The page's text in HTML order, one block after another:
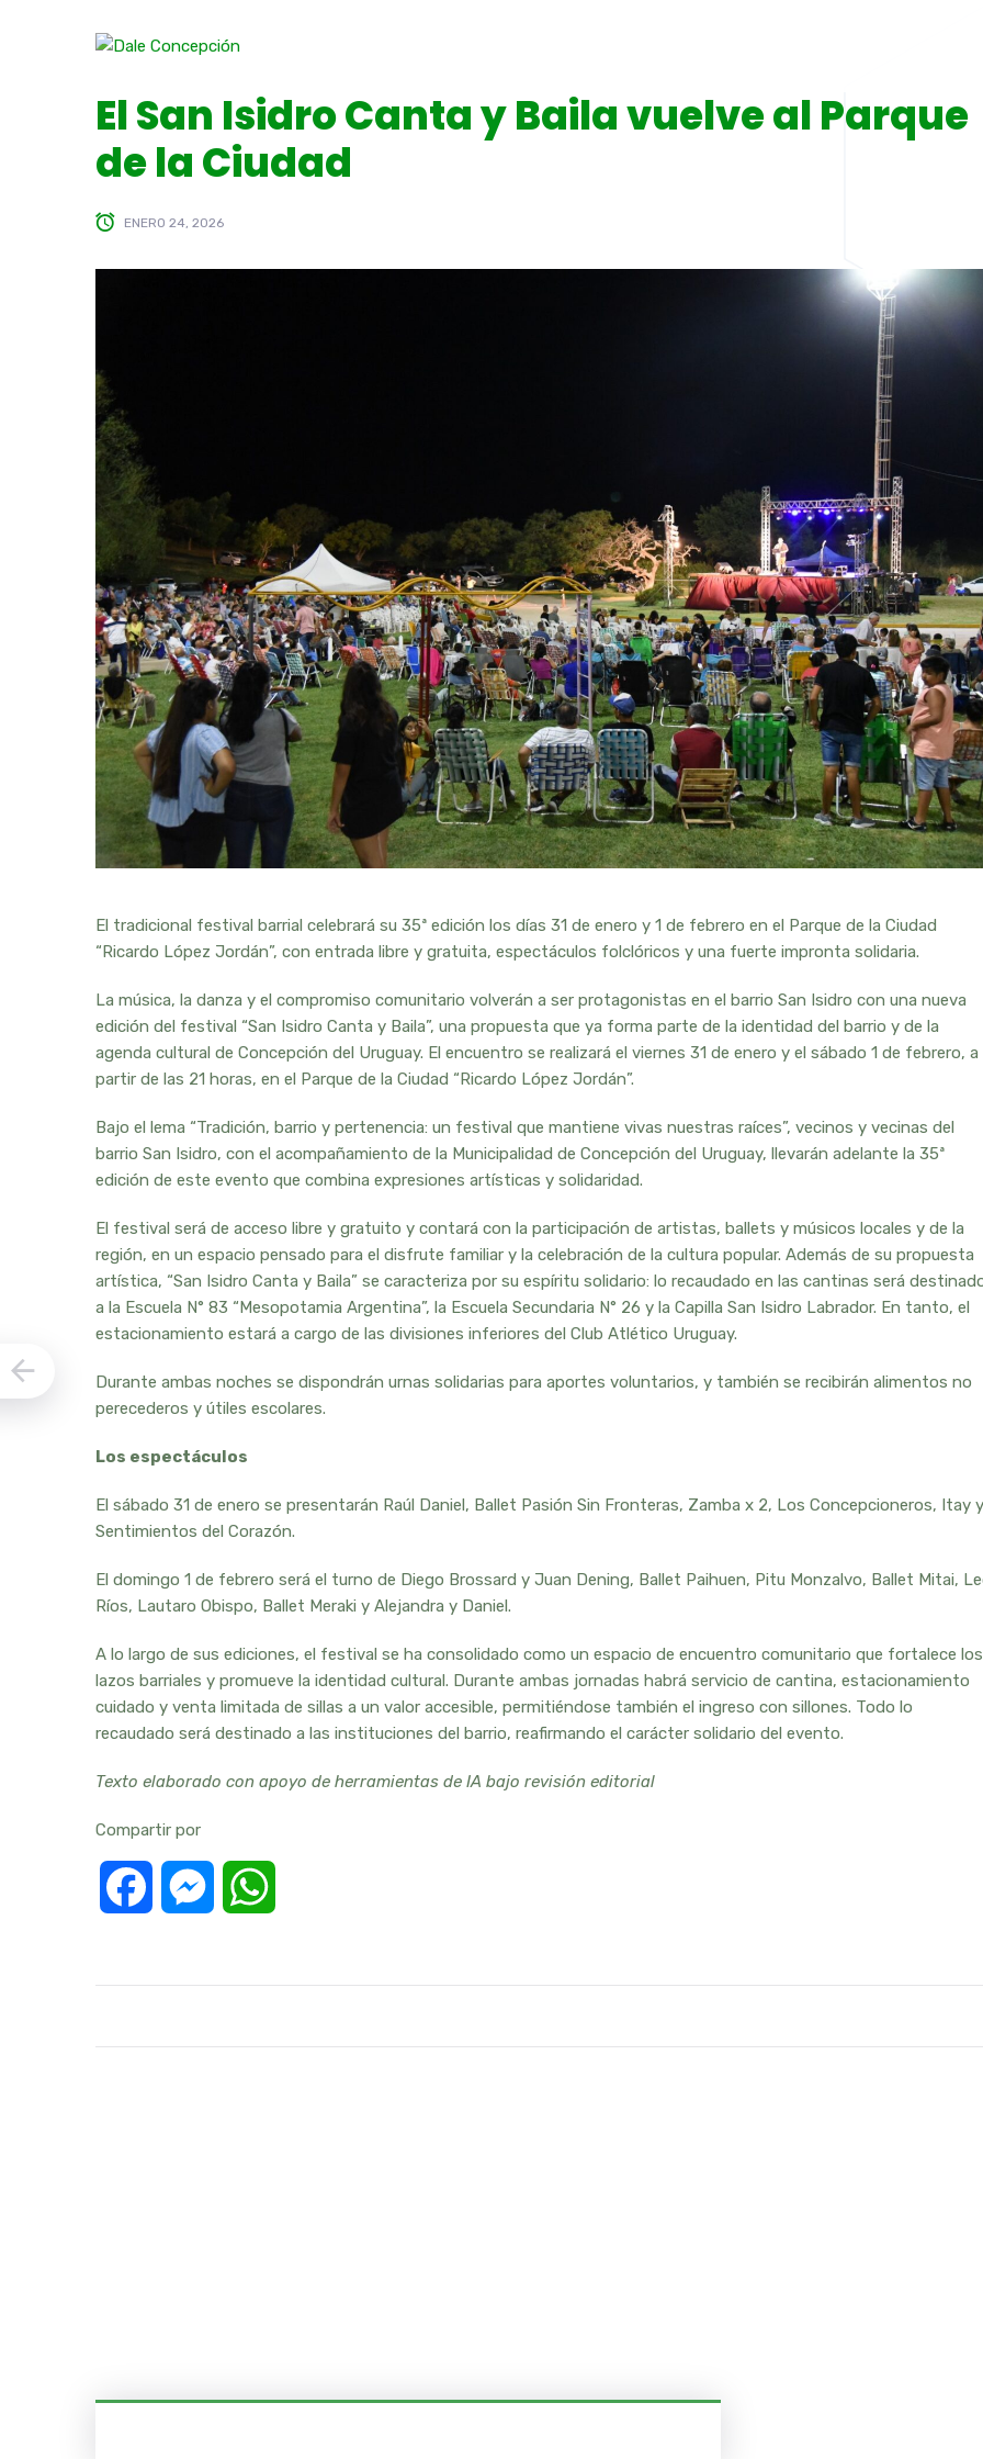
El San Isidro Canta y Baila vuelve al Parque
de la Ciudad
ENERO 24, 2026
El tradicional festival barrial celebrará su 35ª edición los días 31 de enero y 1 de febrero en el Parque de la Ciudad
“Ricardo López Jordán”, con entrada libre y gratuita, espectáculos folclóricos y una fuerte impronta solidaria.
La música, la danza y el compromiso comunitario volverán a ser protagonistas en el barrio San Isidro con una nueva
edición del festival “San Isidro Canta y Baila”, una propuesta que ya forma parte de la identidad del barrio y de la
agenda cultural de Concepción del Uruguay. El encuentro se realizará el viernes 31 de enero y el sábado 1 de febrero, a
partir de las 21 horas, en el Parque de la Ciudad “Ricardo López Jordán”.
Bajo el lema “Tradición, barrio y pertenencia: un festival que mantiene vivas nuestras raíces”, vecinos y vecinas del
barrio San Isidro, con el acompañamiento de la Municipalidad de Concepción del Uruguay, llevarán adelante la 35ª
edición de este evento que combina expresiones artísticas y solidaridad.
El festival será de acceso libre y gratuito y contará con la participación de artistas, ballets y músicos locales y de la
región, en un espacio pensado para el disfrute familiar y la celebración de la cultura popular. Además de su propuesta
artística, “San Isidro Canta y Baila” se caracteriza por su espíritu solidario: lo recaudado en las cantinas será
a la Escuela N° 83 “Mesopotamia Argentina”, la Escuela Secundaria N° 26 y la Capilla San Isidro Labrador. En tanto, el
estacionamiento estará a cargo de las divisiones inferiores del Club Atlético Uruguay.
Durante ambas noches se dispondrán urnas solidarias para aportes voluntarios, y también se recibirán alimentos no
perecederos y útiles escolares.
Los espectáculos
El sábado 31 de enero se presentarán Raúl Daniel, Ballet Pasión Sin Fronteras, Zamba x 2, Los Concepcioneros, Itay y
Sentimientos del Corazón.
El domingo 1 de febrero será el turno de Diego Brossard y Juan Dening, Ballet Paihuen, Pitu Monzalvo, Ballet Mitai,
Ríos, Lautaro Obispo, Ballet Meraki y Alejandra y Daniel.
A lo largo de sus ediciones, el festival se ha consolidado como un espacio de encuentro comunitario que fortalece los
lazos barriales y promueve la identidad cultural. Durante ambas jornadas habrá servicio de cantina, estacionamiento
cuidado y venta limitada de sillas a un valor accesible, permitiéndose también el ingreso con sillones. Todo lo
recaudado será destinado a las instituciones del barrio, reafirmando el carácter solidario del evento.
Texto elaborado con apoyo de herramientas de IA bajo revisión editorial
Compartir por
Facebook Messenger